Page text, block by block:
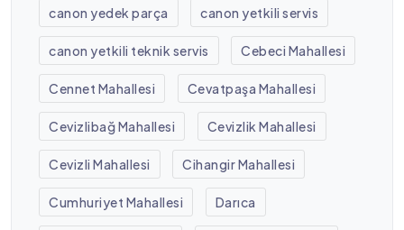
canon yedek parça canon yetkili servis
canon yetkili teknik servis Cebeci Mahallesi
Cennet Mahallesi Cevatpaşa Mahallesi
Cevizlibağ Mahallesi Cevizlik Mahallesi
Cevizli Mahallesi Cihangir Mahallesi
Cumhuriyet Mahallesi Darıca